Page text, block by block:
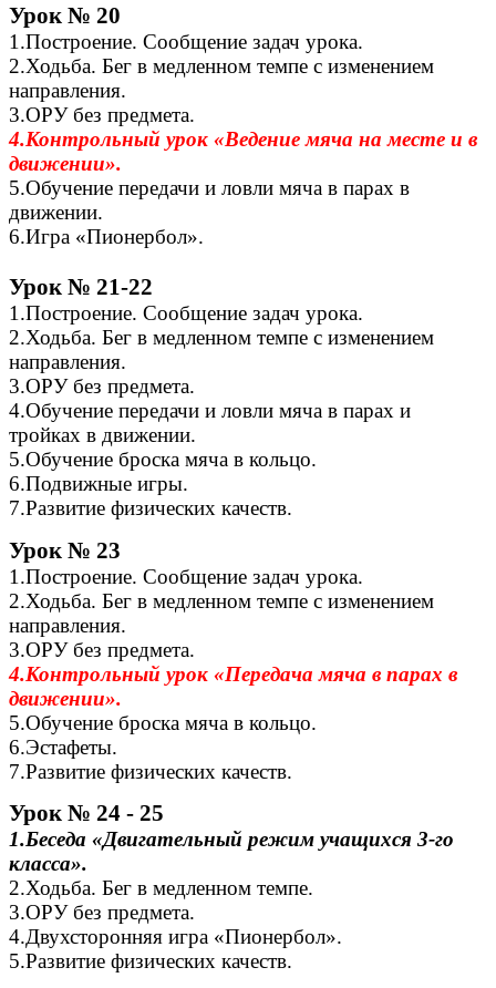
Урок № 20
1.Построение. Сообщение задач урока.
2.Ходьба. Бег в медленном темпе с изменением
направления.
3.ОРУ без предмета.
4.Контрольный урок «Ведение мяча на месте и в
движении».
5.Обучение передачи и ловли мяча в парах в
движении.
6.Игра «Пионербол».
Урок № 21-22
1.Построение. Сообщение задач урока.
2.Ходьба. Бег в медленном темпе с изменением
направления.
3.ОРУ без предмета.
4.Обучение передачи и ловли мяча в парах и
тройках в движении.
5.Обучение броска мяча в кольцо.
6.Подвижные игры.
7.Развитие физических качеств.
Урок № 23
1.Построение. Сообщение задач урока.
2.Ходьба. Бег в медленном темпе с изменением
направления.
3.ОРУ без предмета.
4.Контрольный урок «Передача мяча в парах в
движении».
5.Обучение броска мяча в кольцо.
6.Эстафеты.
7.Развитие физических качеств.
Урок № 24 - 25
1.Беседа «Двигательный режим учащихся 3-го
класса».
2.Ходьба. Бег в медленном темпе.
3.ОРУ без предмета.
4.Двухсторонняя игра «Пионербол».
5.Развитие физических качеств.